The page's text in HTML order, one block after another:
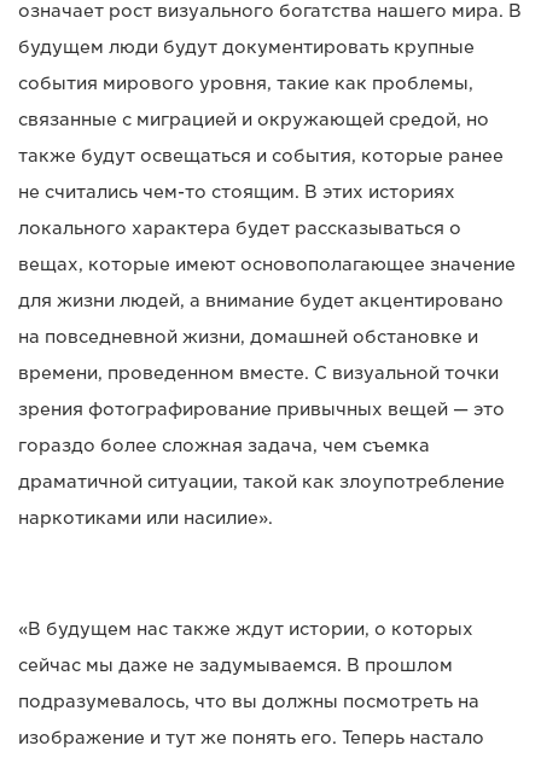
означает рост визуального богатства нашего мира. В
будущем люди будут документировать крупные
события мирового уровня, такие как проблемы,
связанные с миграцией и окружающей средой, но
также будут освещаться и события, которые ранее
не считались чем-то стоящим. В этих историях
локального характера будет рассказываться о
вещах, которые имеют основополагающее значение
для жизни людей, а внимание будет акцентировано
на повседневной жизни, домашней обстановке и
времени, проведенном вместе. С визуальной точки
зрения фотографирование привычных вещей — это
гораздо более сложная задача, чем съемка
драматичной ситуации, такой как злоупотребление
наркотиками или насилие».
«В будущем нас также ждут истории, о которых
сейчас мы даже не задумываемся. В прошлом
подразумевалось, что вы должны посмотреть на
изображение и тут же понять его. Теперь настало